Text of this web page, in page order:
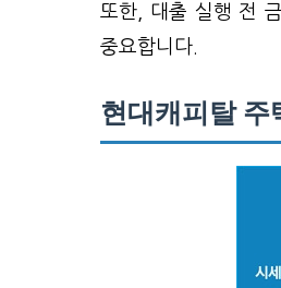
또한, 대출 실행 전
중요합니다.
현대캐피탈 주